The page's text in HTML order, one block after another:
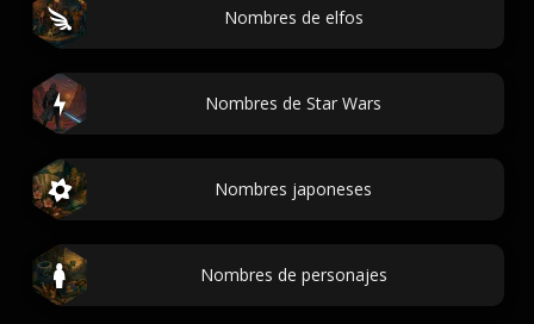
Nombres de elfos
Nombres de Star Wars
Nombres japoneses
Nombres de personajes